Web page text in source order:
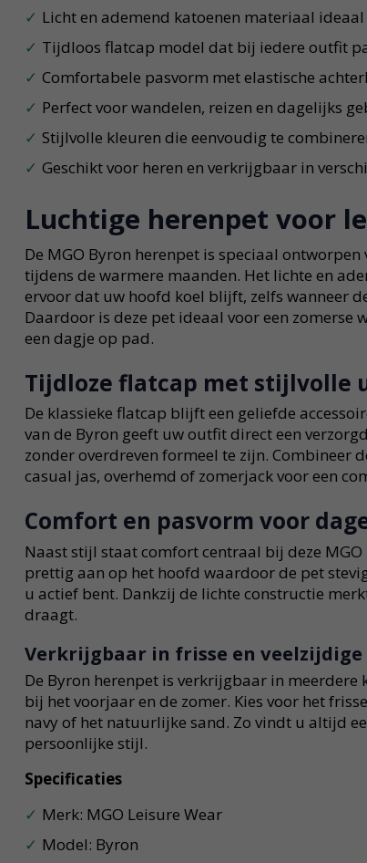
Licht en ademend katoenen materiaal
Tijdloos flatcap model dat bij iedere outfit
Comfortabele pasvorm met elastische
Perfect voor wandelen, reizen en dagelijks
Stijlvolle kleuren die eenvoudig te
Geschikt voor heren en verkrijgbaar in
Luchtige herenpet voor
De MGO Byron herenpet is speciaal ontworpen
tijdens de warmere maanden. Het lichte en
ervoor dat uw hoofd koel blijft, zelfs wanneer
Daardoor is deze pet ideaal voor een zomerse
een dagje op pad.
Tijdloze flatcap met stijlvolle
De klassieke flatcap blijft een geliefde
van de Byron geeft uw outfit direct een
zonder overdreven formeel te zijn. Combineer
casual jas, overhemd of zomerjack voor een
Comfort en pasvorm voor
Naast stijl staat comfort centraal bij deze
prettig aan op het hoofd waardoor de pet
u actief bent. Dankzij de lichte constructie
draagt.
Verkrijgbaar in frisse en
De Byron herenpet is verkrijgbaar in meerdere
bij het voorjaar en de zomer. Kies voor het
navy of het natuurlijke sand. Zo vindt u altijd
persoonlijke stijl.
Specificaties
Merk: MGO Leisure Wear
Model: Byron